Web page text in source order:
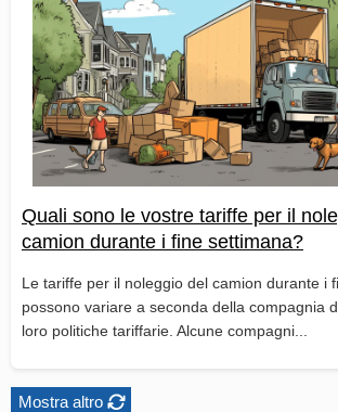
Quali sono le vostre tariffe per il
camion durante i fine settimana?
Le tariffe per il noleggio del camion durante i
possono variare a seconda della compagnia
loro politiche tariffarie. Alcune compagni...
Mostra altro